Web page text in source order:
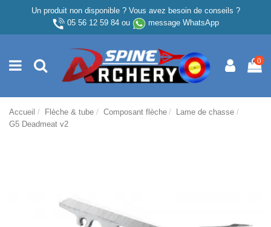
Un produit non disponible ? Vous avez besoin de conseils ?
05 56 12 59 84ou message WhatsApp
0
Accueil Flèche & tube Composant flèche
Lame de chasse
G5 Deadmeat v2